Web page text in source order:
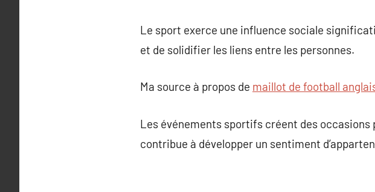
Le sport exerce une influence sociale
et de solidifier les liens entre les personnes.
Ma source à propos de maillot de football
Les événements sportifs créent des occasions
contribue à développer un sentiment